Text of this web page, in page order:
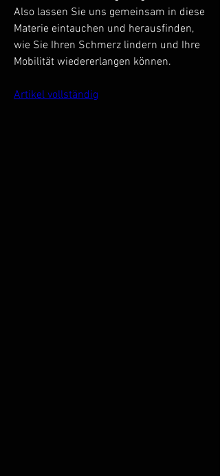
Also lassen Sie uns gemeinsam in diese
Materie eintauchen und herausfinden,
wie Sie Ihren Schmerz lindern und Ihre
Mobilität wiedererlangen können.
Artikel vollständig